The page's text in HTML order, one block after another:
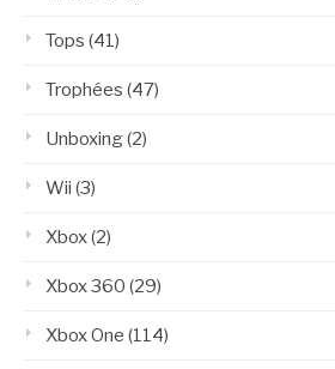
Tops (41)
Trophées (47)
Unboxing(2)
Wii (3)
Xbox(2)
Xbox 360 (29)
Xbox One (114)